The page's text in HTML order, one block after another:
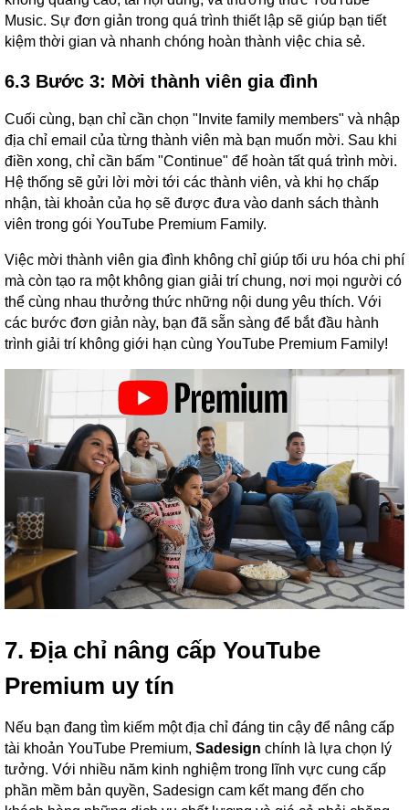
Music. Sự đơn giản trong quá trình thiết lập sẽ giúp bạn tiết
kiệm thời gian và nhanh chóng hoàn thành việc chia sẻ.
6.3 Bước 3: Mời thành viên gia đình
Cuối cùng, bạn chỉ cần chọn "Invite family members" và nhập
địa chỉ email của từng thành viên mà bạn muốn mời. Sau khi
điền xong, chỉ cần bấm "Continue" để hoàn tất quá trình mời.
Hệ thống sẽ gửi lời mời tới các thành viên, và khi họ chấp
nhận, tài khoản của họ sẽ được đưa vào danh sách thành
viên trong gói YouTube Premium Family.
Việc mời thành viên gia đình không chỉ giúp tối ưu hóa chi phí
mà còn tạo ra một không gian giải trí chung, nơi mọi người có
thể cùng nhau thưởng thức những nội dung yêu thích. Với
các bước đơn giản này, bạn đã sẵn sàng để bắt đầu hành
trình giải trí không giới hạn cùng YouTube Premium Family!
7. Địa chỉ nâng cấp YouTube
Premium uy tín
Nếu bạn đang tìm kiếm một địa chỉ đáng tin cậy để nâng cấp
tài khoản YouTube Premium, Sadesign chính là lựa chọn lý
tưởng. Với nhiều năm kinh nghiệm trong lĩnh vực cung cấp
phần mềm bản quyền, Sadesign cam kết mang đến cho